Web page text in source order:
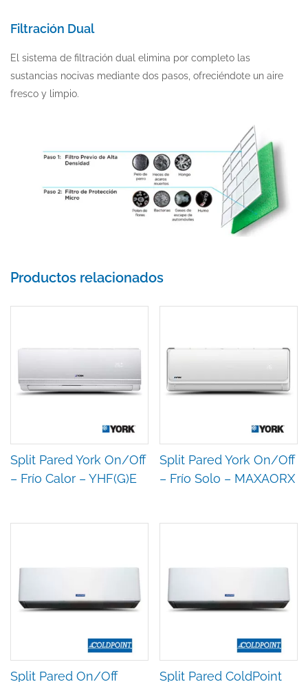
Filtración Dual
El sistema de filtración dual elimina por completo las
sustancias nocivas mediante dos pasos, ofreciéndote un aire
fresco y limpio.
Productos relacionados
Split Pared York On/Off
– Frío Calor – YHF(G)E
Split Pared York On/Off
– Frío Solo – MAXAORX
Split Pared On/Off Split Pared ColdPoint